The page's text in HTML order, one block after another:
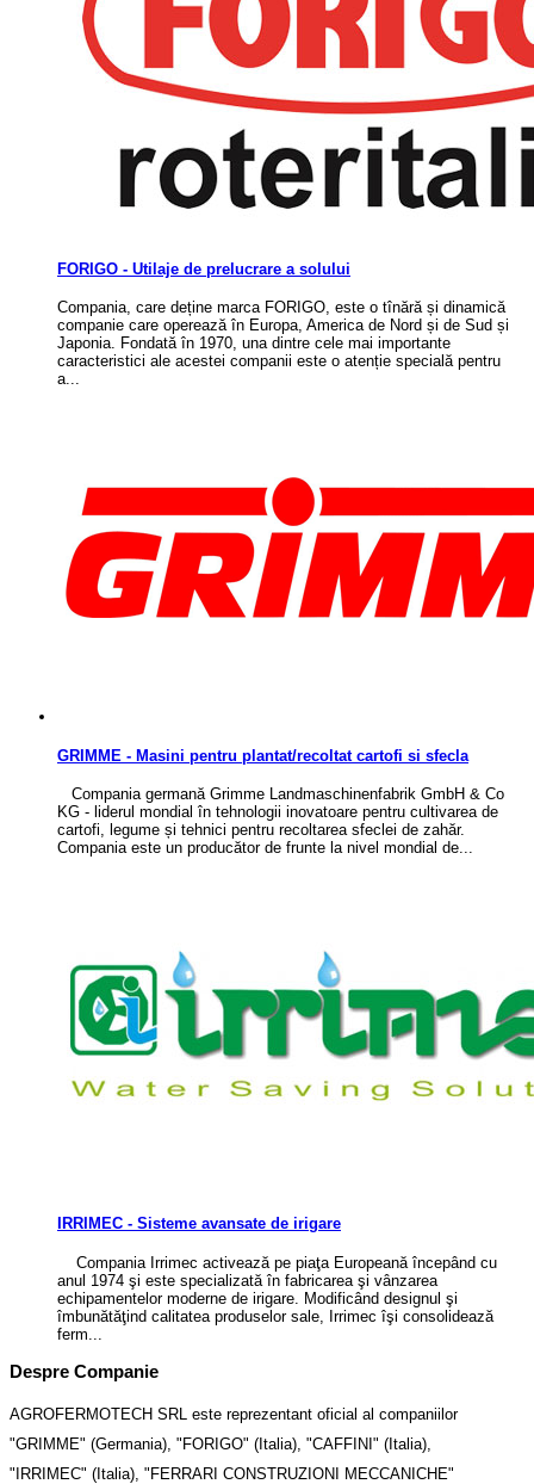
FORIGO - Utilaje de prelucrare a solului
Compania, care deține marca FORIGO, este o tînără și dinamică
companie care operează în Europa, America de Nord și de Sud și
Japonia. Fondată în 1970, una dintre cele mai importante
caracteristici ale acestei companii este o atenție specială pentru
a...
GRIMME - Masini pentru plantat/recoltat cartofi si sfecla
Compania germană Grimme Landmaschinenfabrik GmbH & Co
KG - liderul mondial în tehnologii inovatoare pentru cultivarea de
cartofi, legume și tehnici pentru recoltarea sfeclei de zahăr.
Compania este un producător de frunte la nivel mondial de...
IRRIMEC - Sisteme avansate de irigare
Compania Irrimec activează pe piaţa Europeană începând cu
anul 1974 şi este specializată în fabricarea şi vânzarea
echipamentelor moderne de irigare. Modificând designul şi
îmbunătăţind calitatea produselor sale, Irrimec îşi consolidează
ferm...
Despre Companie
AGROFERMOTECH SRL este reprezentant oficial al companiilor
"GRIMME" (Germania), "FORIGO" (Italia), "CAFFINI" (Italia),
"IRRIMEC" (Italia), "FERRARI CONSTRUZIONI MECCANICHE"